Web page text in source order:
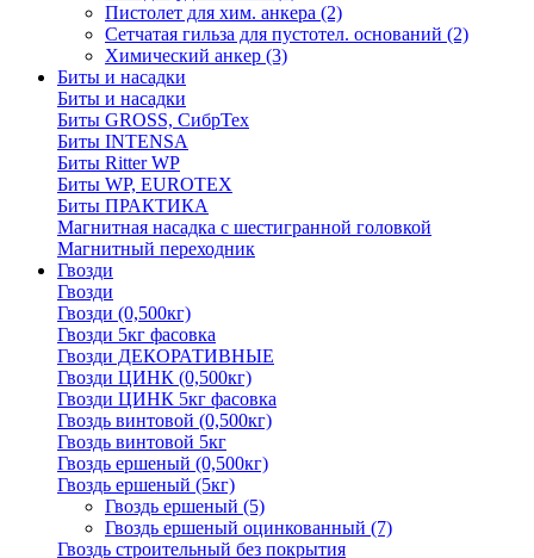
Пистолет для хим. анкера (2)
Сетчатая гильза для пустотел. оснований (2)
Химический анкер (3)
Биты и насадки
Биты и насадки
Биты GROSS, СибрТех
Биты INTENSA
Биты Ritter WP
Биты WP, EUROTEX
Биты ПРАКТИКА
Магнитная насадка с шестигранной головкой
Магнитный переходник
Гвозди
Гвозди
Гвозди (0,500кг)
Гвозди 5кг фасовка
Гвозди ДЕКОРАТИВНЫЕ
Гвозди ЦИНК (0,500кг)
Гвозди ЦИНК 5кг фасовка
Гвоздь винтовой (0,500кг)
Гвоздь винтовой 5кг
Гвоздь ершеный (0,500кг)
Гвоздь ершеный (5кг)
Гвоздь ершеный (5)
Гвоздь ершеный оцинкованный (7)
Гвоздь строительный без покрытия